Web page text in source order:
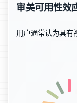
审美可用性效
用户通常认为具有